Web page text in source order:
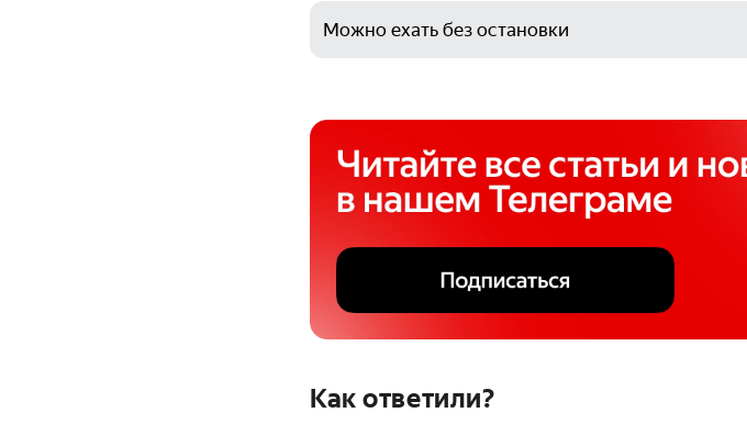
Можно ехать без остановки
Как ответили?